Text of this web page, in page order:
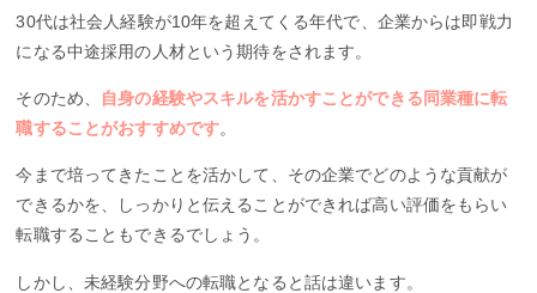
30代は社会人経験が10年を超えてくる年代で、企業からは即戦力
になる中途採用の人材という期待をされます。
そのため、
自身の経験やスキルを活かすことができる同業種に転
職することがおすすめです。
今まで培ってきたことを活かして、その企業でどのような貢献が
できるかを、しっかりと伝えることができれば高い評価をもらい
転職することもできるでしょう。
しかし、未経験分野への転職となると話は違います。